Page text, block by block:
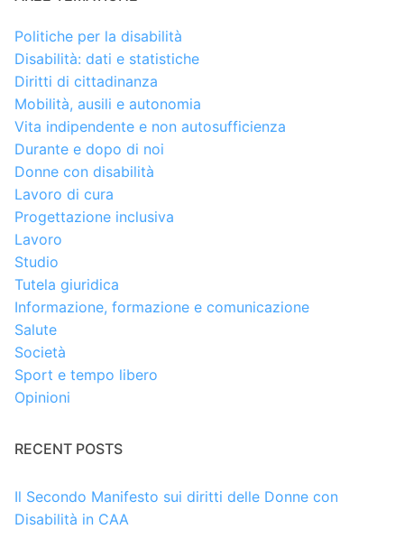
Politiche per la disabilità
Disabilità: dati e statistiche
Diritti di cittadinanza
Mobilità, ausili e autonomia
Vita indipendente e non autosufficienza
Durante e dopo di noi
Donne con disabilità
Lavoro di cura
Progettazione inclusiva
Lavoro
Studio
Tutela giuridica
Informazione, formazione e comunicazione
Salute
Società
Sport e tempo libero
Opinioni
RECENT POSTS
Il Secondo Manifesto sui diritti delle Donne con
Disabilità in CAA